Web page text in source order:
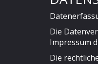
Die
Impressum
Die